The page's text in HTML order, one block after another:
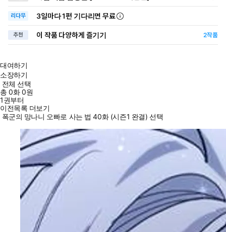
리다무 3일마다1편 기다리면 무료
추천 이 작품 다양하게 즐기기 2작품
대여하기
소장하기
전체 선택
총0화0원
1권부터
이전목록 더보기
폭군의 망나니 오빠로 사는 법 40화 (시즌1 완결) 선택